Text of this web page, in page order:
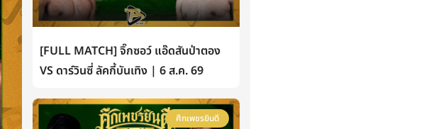
[FULL MATCH] จิ๊กซอว์ แอ๊ดสันป่าตอง
VS ดาร์วินซี่ ลัคกี้บันเทิง | 6 ส.ค. 69
ศึกเพชรยินดี